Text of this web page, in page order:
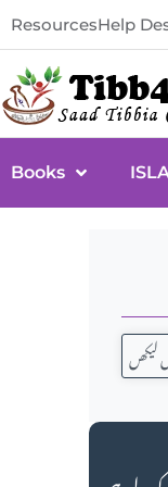
ResourcesHelp
Books